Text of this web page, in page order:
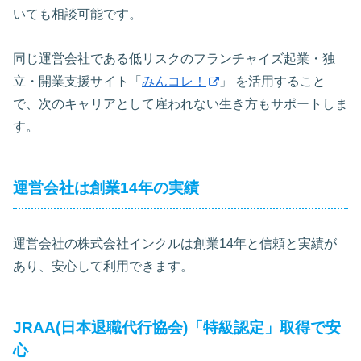
いても相談可能です。
同じ運営会社である低リスクのフランチャイズ起業・独
立・開業支援サイト「 みんコレ！
」 を活用すること
で、次のキャリアとして雇われない生き方もサポートしま
す。
運営会社は創業14年の実績
運営会社の株式会社インクルは創業14年と信頼と実績が
あり、安心して利用できます。
JRAA(日本退職代行協会)「特級認定」取得で安
心